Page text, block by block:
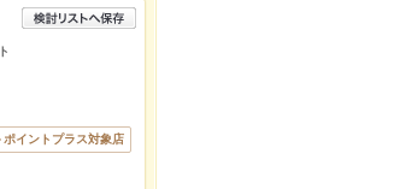
ポイントプラス対象店